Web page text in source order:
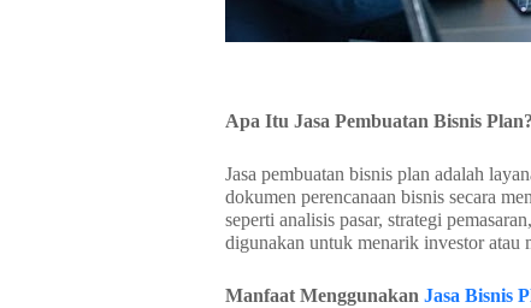
Apa Itu Jasa Pembuatan Bisnis Plan?
Jasa pembuatan bisnis plan adalah
dokumen perencanaan bisnis secara
seperti analisis pasar, strategi
digunakan untuk menarik investor atau
Manfaat Menggunakan Jasa Bisnis